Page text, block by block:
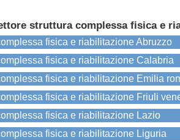
struttura complessa fisica e
fisica e riabilitazione Abruzzo
fisica e riabilitazione Calabria
fisica e riabilitazione Emilia
fisica e riabilitazione Friuli
fisica e riabilitazione Lazio
fisica e riabilitazione Liguria